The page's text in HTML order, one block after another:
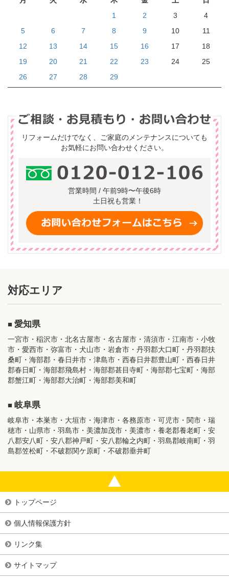
1
2 3
4
5
6 7 8 9 10
11
12
13 14 15 16 17
18
19
20 21 22 23 24
25
26
27 28 29
リフォームだけでなく、ご家庭のメンテナンスについても
お気軽にお問い合わせください。
営業時間 / 午前9時〜午後6時
土日祝も営業！
対応エリア
愛知県
一宮市・稲沢市・北名古屋市・名古屋市・清須市・江南市・小牧
市・愛西市・弥富市・犬山市・岩倉市・丹羽郡大口町・丹羽郡扶
桑町・海部郡・春日井市・津島市・西春日井郡豊山町・西春日井
郡春日町・海部郡飛島村・海部郡甚目寺町・海部郡七宝町・海部
郡蟹江町・海部郡大治町・海部郡美和町
岐阜県
岐阜市・本巣市・大垣市・海津市・各務原市・可児市・関市・瑞
穂市・山県市・羽島市・美濃加茂市・美濃市・養老郡養老町・安
八郡安八町・安八郡神戸町・安八郡輪之内町・羽島郡岐南町・羽
島郡笠松町・不破郡関ケ原町・不破郡垂井町
トップページ
個人情報保護方針
リンク集
サイトマップ